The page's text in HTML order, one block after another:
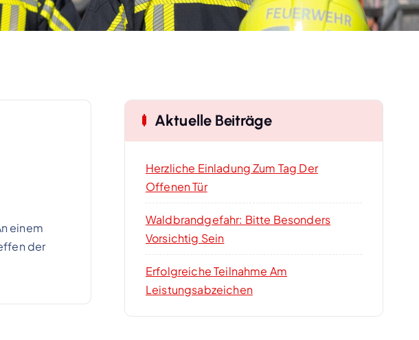
einem
der
Aktuelle Beiträge
Herzliche Einladung Zum Tag Der
Offenen Tür
Waldbrandgefahr: Bitte Besonders
Vorsichtig Sein
Erfolgreiche Teilnahme Am
Leistungsabzeichen